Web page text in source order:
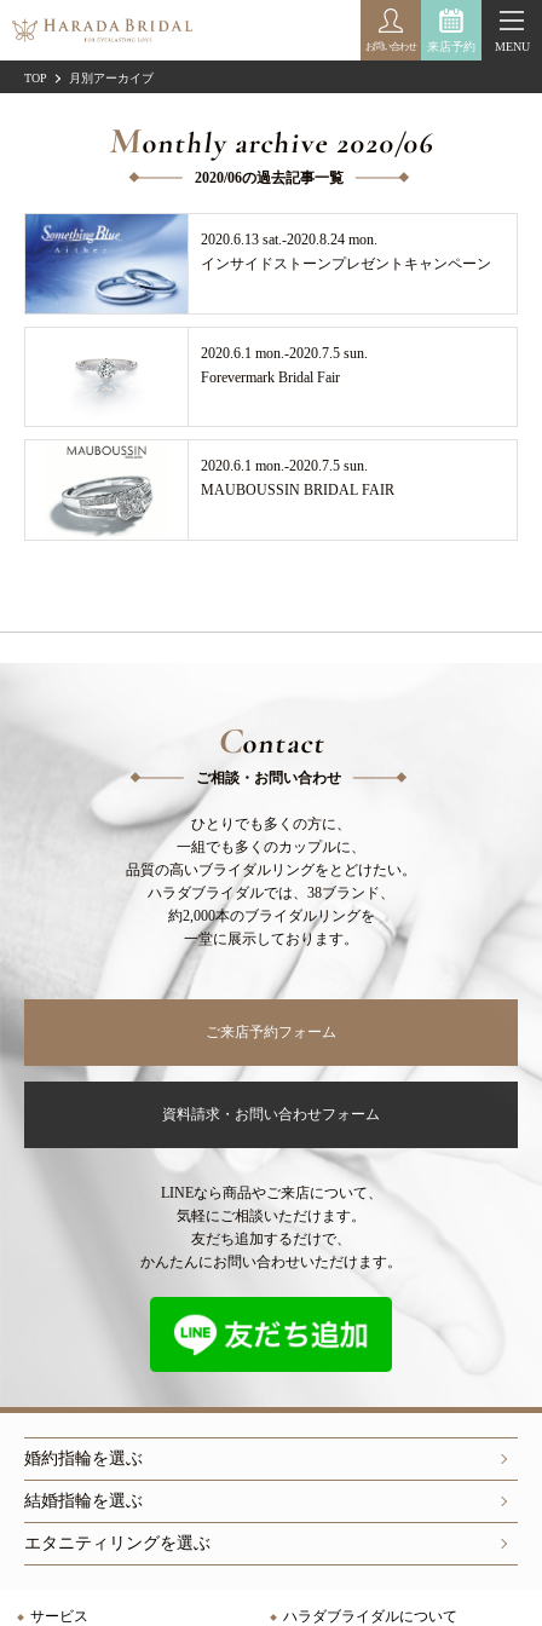
来店予約
お問い合わせ MENU
TOP 月別アーカイブ
Monthly archive 2020/06
2020/06の過去記事一覧
2020.6.13 sat.-2020.8.24 mon.
インサイドストーンプレゼントキャンペーン
2020.6.1 mon.-2020.7.5 sun.
Forevermark Bridal Fair
2020.6.1 mon.-2020.7.5 sun.
MAUBOUSSIN BRIDAL FAIR
Contact
ご相談・お問い合わせ
ひとりでも多くの方に、
一組でも多くのカップルに、
品質の高いブライダルリングをとどけたい。
ハラダブライダルでは、38ブランド、
約2,000本のブライダルリングを
一堂に展示しております。
ご来店予約フォーム
資料請求・お問い合わせフォーム
LINEなら商品やご来店について、
気軽にご相談いただけます。
友だち追加するだけで、
かんたんにお問い合わせいただけます。
婚約指輪を選ぶ
結婚指輪を選ぶ
エタニティリングを選ぶ
サービス ハラダブライダルについて